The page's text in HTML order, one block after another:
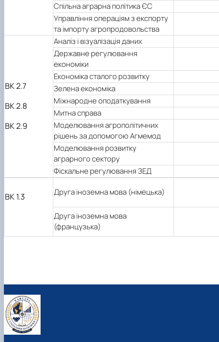
Спільна аграрна політика ЄС
Управління операціям з експорту
та імпорту агропродовольства
ВК 2.7
ВК 2.8
ВК 2.9
Аналіз і візуалізація даних
Державне регулювання
економіки
Економіка сталого розвитку
Зелена економіка
Міжнародне оподаткування
Митна справа
Моделювання агрополітичних
рішень за допомогою Агмемод
Моделювання розвитку
аграрного сектору
Фіскальне регулювання ЗЕД
ВК 1.3 Друга іноземна мова (німецька)
Друга іноземна мова
(французька)